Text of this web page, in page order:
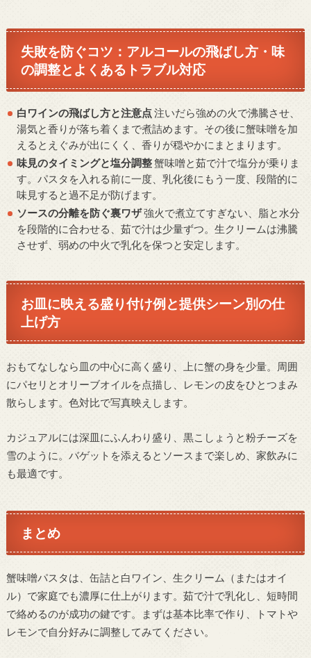
失敗を防ぐコツ：アルコールの飛ばし方・味
の調整とよくあるトラブル対応
白ワインの飛ばし方と注意点注いだら強めの火で沸騰させ、
湯気と香りが落ち着くまで煮詰めます。その後に蟹味噌を加
えるとえぐみが出にくく、香りが穏やかにまとまります。
味見のタイミングと塩分調整蟹味噌と茹で汁で塩分が乗りま
す。パスタを入れる前に一度、乳化後にもう一度、段階的に
味見すると過不足が防げます。
ソースの分離を防ぐ裏ワザ強火で煮立てすぎない、脂と水分
を段階的に合わせる、茹で汁は少量ずつ。生クリームは沸騰
させず、弱めの中火で乳化を保つと安定します。
お皿に映える盛り付け例と提供シーン別の仕
上げ方
おもてなしなら皿の中心に高く盛り、上に蟹の身を少量。周囲
にパセリとオリーブオイルを点描し、レモンの皮をひとつまみ
散らします。色対比で写真映えします。
カジュアルには深皿にふんわり盛り、黒こしょうと粉チーズを
雪のように。バゲットを添えるとソースまで楽しめ、家飲みに
も最適です。
まとめ
蟹味噌パスタは、缶詰と白ワイン、生クリーム（またはオイ
ル）で家庭でも濃厚に仕上がります。茹で汁で乳化し、短時間
で絡めるのが成功の鍵です。まずは基本比率で作り、トマトや
レモンで自分好みに調整してみてください。